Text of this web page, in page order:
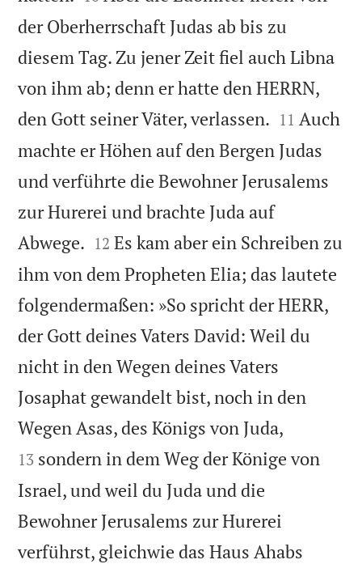
der Oberherrschaft Judas ab bis zu
diesem Tag. Zu jener Zeit fiel auch Libna
von ihm ab; denn er hatte den HERRN,
den Gott seiner Väter, verlassen. 

11 Auch
machte er Höhen auf den Bergen Judas
und verführte die Bewohner Jerusalems
zur Hurerei und brachte Juda auf
Abwege. 

12 Es kam aber ein Schreiben zu
ihm von dem Propheten Elia; das lautete
folgendermaßen: »So spricht der HERR,
der Gott deines Vaters David: Weil du
nicht in den Wegen deines Vaters
Josaphat gewandelt bist, noch in den
Wegen Asas, des Königs von Juda,
13 sondern in dem Weg der Könige von
Israel, und weil du Juda und die
Bewohner Jerusalems zur Hurerei
verführst, gleichwie das Haus Ahabs